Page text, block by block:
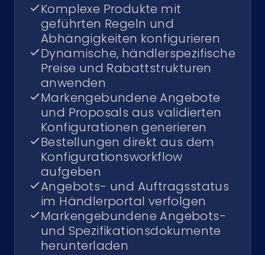
Komplexe Produkte mit
geführten Regeln und
Abhängigkeiten konfigurieren
Dynamische, händlerspezifische
Preise und Rabattstrukturen
anwenden
Markengebundene Angebote
und Proposals aus validierten
Konfigurationen generieren
Bestellungen direkt aus dem
Konfigurationsworkflow
aufgeben
Angebots- und Auftragsstatus
im Händlerportal verfolgen
Markengebundene Angebots-
und Spezifikationsdokumente
herunterladen